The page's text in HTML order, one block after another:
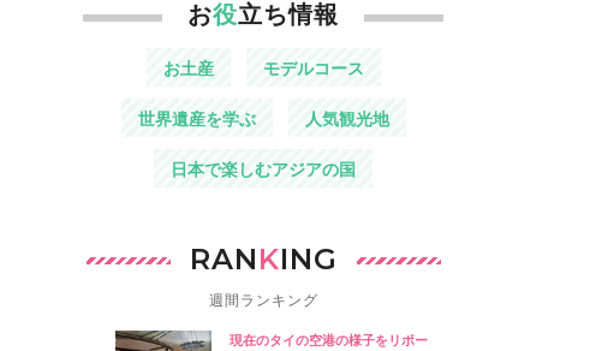
お役立ち情報
お土産 モデルコース
世界遺産を学ぶ 人気観光地
日本で楽しむアジアの国
RANKING
週間ランキング
現在のタイの空港の様子をリポー